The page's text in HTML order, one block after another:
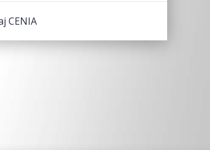
CENIA